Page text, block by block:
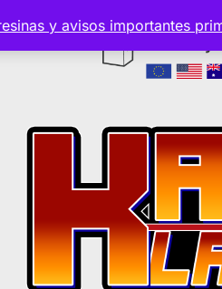
y avisos importantes